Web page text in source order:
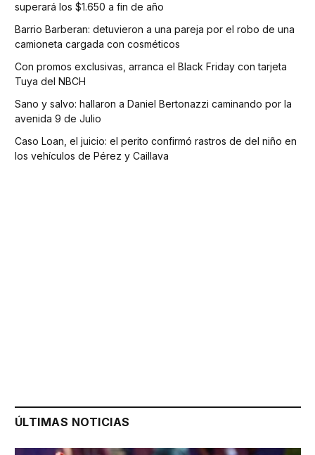
superará los $1.650 a fin de año
Barrio Barberan: detuvieron a una pareja por el robo de una
camioneta cargada con cosméticos
Con promos exclusivas, arranca el Black Friday con tarjeta
Tuya del NBCH
Sano y salvo: hallaron a Daniel Bertonazzi caminando por la
avenida 9 de Julio
Caso Loan, el juicio: el perito confirmó rastros de del niño en
los vehículos de Pérez y Caillava
ÚLTIMAS NOTICIAS